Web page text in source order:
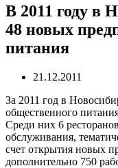
В 2011 году в
48 новых
питания
21.12.2011
За 2011 год в
общественного
Среди них 6
обслуживания,
счет открытия новых
дополнительно 750